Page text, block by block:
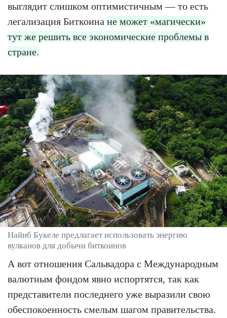
выглядит слишком оптимистичным — то есть
легализация Биткоина не может «магически»
тут же решить все экономические проблемы в
стране.
Найиб Букеле предлагает использовать энергию
вулканов для добычи биткоинов
А вот отношения Сальвадора с Международным
валютным фондом явно испортятся, так как
представители последнего уже выразили свою
обеспокоенность смелым шагом правительства.